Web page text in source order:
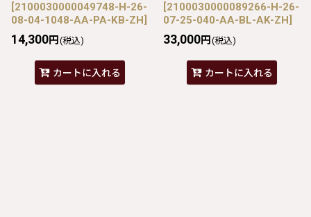
[2100030000049748-H-26-
08-04-1048-AA-PA-KB-ZH]
14,300円 (税込)
カートに入れる
[2100030000089266-H-26-
07-25-040-AA-BL-AK-ZH]
33,000円 (税込)
カートに入れる